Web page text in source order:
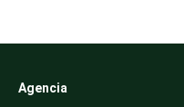
Agencia